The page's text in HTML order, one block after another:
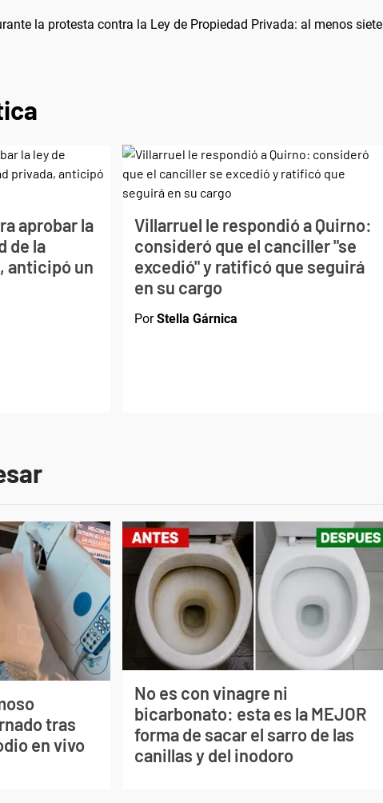
la protesta contra la Ley de Propiedad Privada: al menos siete
aprobar la
de la
anticipó un
Villarruel le respondió a Quirno:
consideró que el canciller "se
excedió" y ratificó que seguirá
en su cargo
PorStella Gárnica
tras
en vivo
No es con vinagre ni
bicarbonato: esta es la MEJOR
forma de sacar el sarro de las
canillas y del inodoro